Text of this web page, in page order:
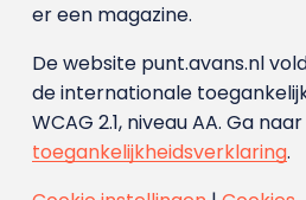
er een magazine.
De website punt.avans.nl
de internationale
WCAG 2.1, niveau AA. Ga
toegankelijkheidsverklaring.